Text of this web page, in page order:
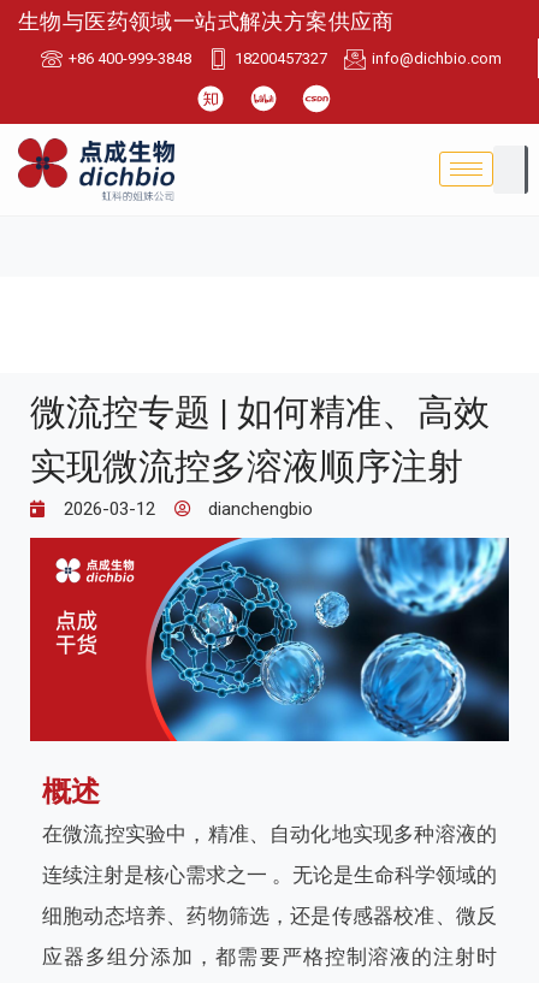
生物与医药领域一站式解决方案供应商
+86 400-999-3848 18200457327 info@dichbio.com
微流控专题 | 如何精准、高效
实现微流控多溶液顺序注射
2026-03-12 dianchengbio
概述
在微流控实验中，精准、自动化地实现多种溶液的
连续注射是核心需求之一 。无论是生命科学领域的
细胞动态培养、药物筛选，还是传感器校准、微反
应器多组分添加，都需要严格控制溶液的注射时